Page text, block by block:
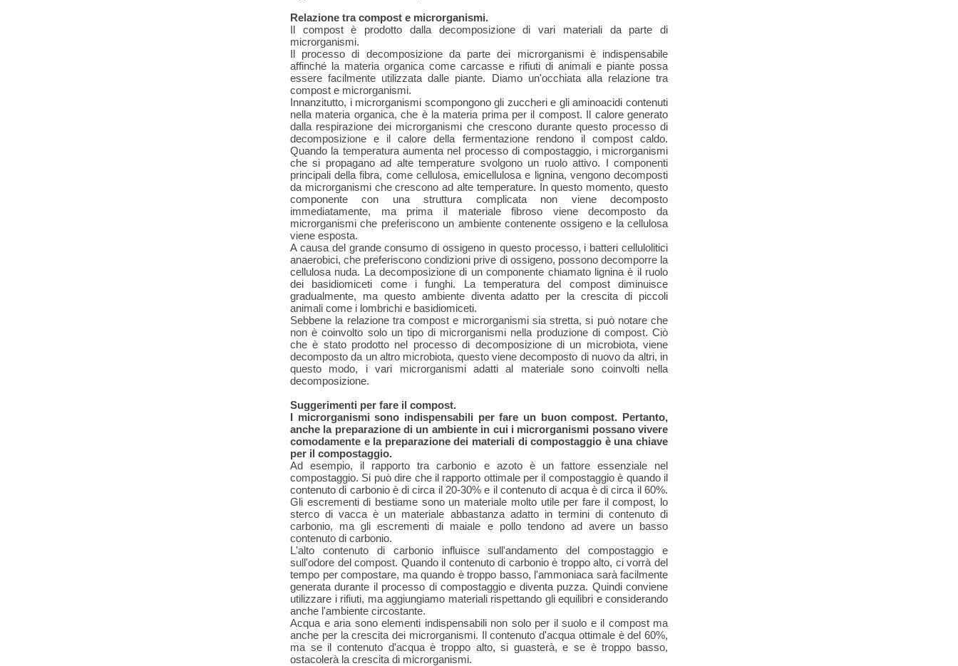
Relazione tra compost e microrganismi.
Il compost è prodotto dalla decomposizione di vari materiali da parte di
microrganismi.
Il processo di decomposizione da parte dei microrganismi è indispensabile
affinché la materia organica come carcasse e rifiuti di animali e piante possa
essere facilmente utilizzata dalle piante. Diamo un'occhiata alla relazione tra
compost e microrganismi.
Innanzitutto, i microrganismi scompongono gli zuccheri e gli aminoacidi contenuti
nella materia organica, che è la materia prima per il compost. Il calore generato
dalla respirazione dei microrganismi che crescono durante questo processo di
decomposizione e il calore della fermentazione rendono il compost caldo.
Quando la temperatura aumenta nel processo di compostaggio, i microrganismi
che si propagano ad alte temperature svolgono un ruolo attivo. I componenti
principali della fibra, come cellulosa, emicellulosa e lignina, vengono decomposti
da microrganismi che crescono ad alte temperature. In questo momento, questo
componente con una struttura complicata non viene decomposto
immediatamente, ma prima il materiale fibroso viene decomposto da
microrganismi che preferiscono un ambiente contenente ossigeno e la cellulosa
viene esposta.
A causa del grande consumo di ossigeno in questo processo, i batteri cellulolitici
anaerobici, che preferiscono condizioni prive di ossigeno, possono decomporre la
cellulosa nuda. La decomposizione di un componente chiamato lignina è il ruolo
dei basidiomiceti come i funghi. La temperatura del compost diminuisce
gradualmente, ma questo ambiente diventa adatto per la crescita di piccoli
animali come i lombrichi e basidiomiceti.
Sebbene la relazione tra compost e microrganismi sia stretta, si può notare che
non è coinvolto solo un tipo di microrganismi nella produzione di compost. Ciò
che è stato prodotto nel processo di decomposizione di un microbiota, viene
decomposto da un altro microbiota, questo viene decomposto di nuovo da altri, in
questo modo, i vari microrganismi adatti al materiale sono coinvolti nella
decomposizione.
Suggerimenti per fare il compost.
I microrganismi sono indispensabili per fare un buon compost. Pertanto,
anche la preparazione di un ambiente in cui i microrganismi possano vivere
comodamente e la preparazione dei materiali di compostaggio è una chiave
per il compostaggio.
Ad esempio, il rapporto tra carbonio e azoto è un fattore essenziale nel
compostaggio. Si può dire che il rapporto ottimale per il compostaggio è quando il
contenuto di carbonio è di circa il 20-30% e il contenuto di acqua è di circa il 60%.
Gli escrementi di bestiame sono un materiale molto utile per fare il compost, lo
sterco di vacca è un materiale abbastanza adatto in termini di contenuto di
carbonio, ma gli escrementi di maiale e pollo tendono ad avere un basso
contenuto di carbonio.
L'alto contenuto di carbonio influisce sull'andamento del compostaggio e
sull'odore del compost. Quando il contenuto di carbonio è troppo alto, ci vorrà del
tempo per compostare, ma quando è troppo basso, l'ammoniaca sarà facilmente
generata durante il processo di compostaggio e diventa puzza. Quindi conviene
utilizzare i rifiuti, ma aggiungiamo materiali rispettando gli equilibri e considerando
anche l'ambiente circostante.
Acqua e aria sono elementi indispensabili non solo per il suolo e il compost ma
anche per la crescita dei microrganismi. Il contenuto d'acqua ottimale è del 60%,
ma se il contenuto d'acqua è troppo alto, si guasterà, e se è troppo basso,
ostacolerà la crescita di microrganismi.